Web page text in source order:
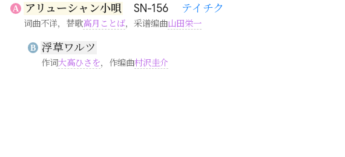
A アリューシャン小唄 SN-156 テイチク
词曲不详，替歌高月ことば，采谱编曲山田栄一
B 浮草ワルツ
作词大高ひさを，作编曲村沢圭介